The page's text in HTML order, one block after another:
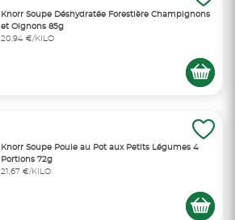
Knorr Soupe Déshydratée Forestière Champignons
et Oignons 85g
20,94 €/KILO
Knorr Soupe Poule au Pot aux Petits Légumes 4
Portions 72g
21,67 €/KILO